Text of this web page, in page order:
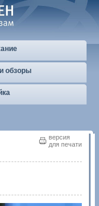
обзоры
версия
для печати